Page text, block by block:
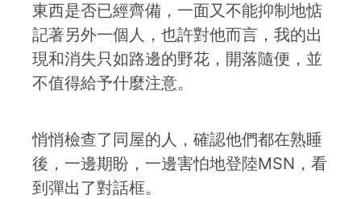
東西是否已經齊備，一面又不能抑制地惦
記著另外一個人，也許對他而言，我的出
現和消失只如路邊的野花，開落隨便，並
不值得給予什麼注意。
悄悄檢查了同屋的人，確認他們都在熟睡
後，一邊期盼，一邊害怕地登陸MSN，看
到彈出了對話框。